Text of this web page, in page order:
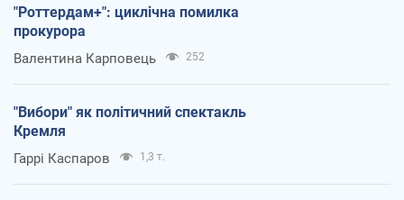
"Роттердам+": циклічна помилка
прокурора
Валентина Карповець 252
"Вибори" як політичний спектакль
Кремля
Гаррі Каспаров 1,3 т.